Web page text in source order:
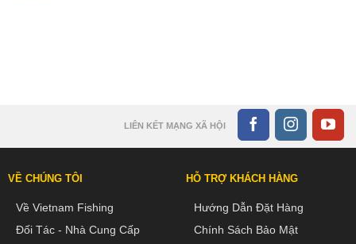
LIÊN KẾT MẠNG XÃ HỘI
VỀ CHÚNG TÔI
Về Vietnam Fishing
Đối Tác - Nhà Cung Cấp
HỖ TRỢ KHÁCH HÀNG
Hướng Dẫn Đặt Hàng
Chính Sách Bảo Mật